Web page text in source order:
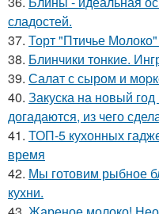
сладостей.
37. Торт "Птичье
38. Блинчики тонкие.
39. Салат с сыром и
40. Закуска на новый год
догадаются, из чего
41. ТОП-5 кухонных
время
42. Мы готовим рыбное
кухни.